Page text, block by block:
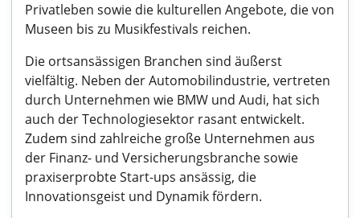
Privatleben sowie die kulturellen Angebote, die von
Museen bis zu Musikfestivals reichen.
Die ortsansässigen Branchen sind äußerst
vielfältig. Neben der Automobilindustrie, vertreten
durch Unternehmen wie BMW und Audi, hat sich
auch der Technologiesektor rasant entwickelt.
Zudem sind zahlreiche große Unternehmen aus
der Finanz- und Versicherungsbranche sowie
praxiserprobte Start-ups ansässig, die
Innovationsgeist und Dynamik fördern.